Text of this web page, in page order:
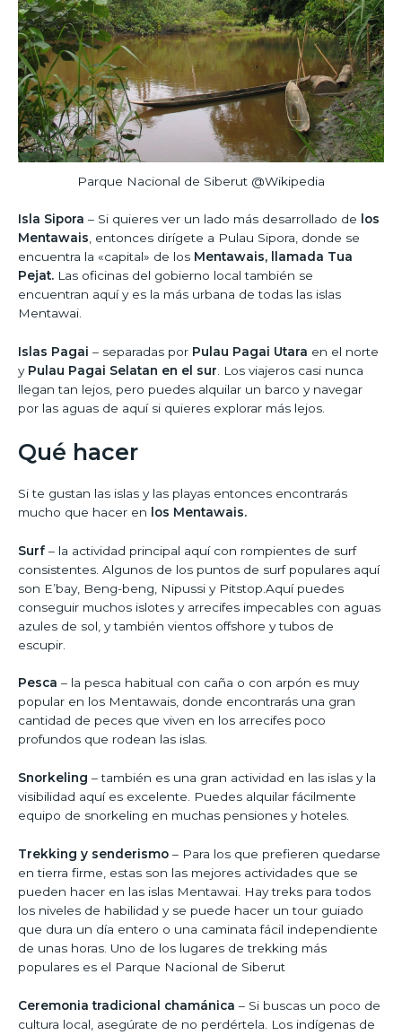
Parque Nacional de Siberut @Wikipedia
Isla Sipora – Si quieres ver un lado más desarrollado de los
Mentawais , entonces dirígete a Pulau Sipora, donde se
encuentra la «capital» de los Mentawais, llamada Tua
Pejat. Las oficinas del gobierno local también se
encuentran aquí y es la más urbana de todas las islas
Mentawai.
Islas Pagai – separadas por Pulau Pagai Utara en el norte
y Pulau Pagai Selatan en el sur . Los viajeros casi nunca
llegan tan lejos, pero puedes alquilar un barco y navegar
por las aguas de aquí si quieres explorar más lejos.
Qué hacer
Si te gustan las islas y las playas entonces encontrarás
mucho que hacer en los Mentawais.
Surf – la actividad principal aquí con rompientes de surf
consistentes. Algunos de los puntos de surf populares aquí
son E’bay, Beng-beng, Nipussi y Pitstop.Aquí puedes
conseguir muchos islotes y arrecifes impecables con aguas
azules de sol, y también vientos offshore y tubos de
escupir.
Pesca – la pesca habitual con caña o con arpón es muy
popular en los Mentawais, donde encontrarás una gran
cantidad de peces que viven en los arrecifes poco
profundos que rodean las islas.
Snorkeling – también es una gran actividad en las islas y la
visibilidad aquí es excelente. Puedes alquilar fácilmente
equipo de snorkeling en muchas pensiones y hoteles.
Trekking y senderismo – Para los que prefieren quedarse
en tierra firme, estas son las mejores actividades que se
pueden hacer en las islas Mentawai. Hay treks para todos
los niveles de habilidad y se puede hacer un tour guiado
que dura un día entero o una caminata fácil independiente
de unas horas. Uno de los lugares de trekking más
populares es el Parque Nacional de Siberut
Ceremonia tradicional chamánica – Si buscas un poco de
cultura local, asegúrate de no perdértela. Los indígenas de